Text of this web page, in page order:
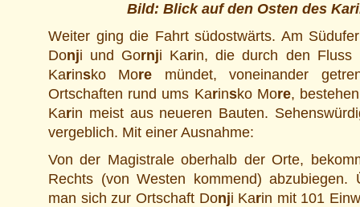
Bild: Blick auf den Osten des
Weiter ging die Fahrt südostwärts. Am
Donji und Gornji Karin, die durch den Fluss
Karinsko More mündet, voneinander
Ortschaften rund ums Karinsko More,
Karin meist aus neueren Bauten.
vergeblich. Mit einer Ausnahme:
Von der Magistrale oberhalb der Orte,
Rechts (von Westen kommend) abzubiegen.
man sich zur Ortschaft Donji Karin mit 101